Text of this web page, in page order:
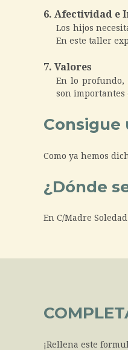
6. Afectividad e
Los hijos
En este taller
7. Valores
En lo profundo,
son importantes
Consigue
Como ya hemos
¿Dónde
En C/Madre
¡Rellena este